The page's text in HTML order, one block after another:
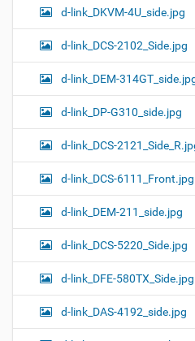
d-link_DKVM-4U_side.jpg
d-link_DCS-2102_Side.jpg
d-link_DEM-
d-link_DP-G310_side.jpg
d-link_DCS-
d-link_DCS-6111_Front.jpg
d-link_DEM-211_side.jpg
d-link_DCS-5220_Side.jpg
d-link_DFE-580TX_Side.jpg
d-link_DAS-4192_side.jpg